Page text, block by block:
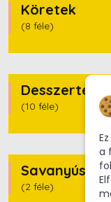
Köretek
(8 féle)
Desszertek
(10 féle)
(2 féle)
a